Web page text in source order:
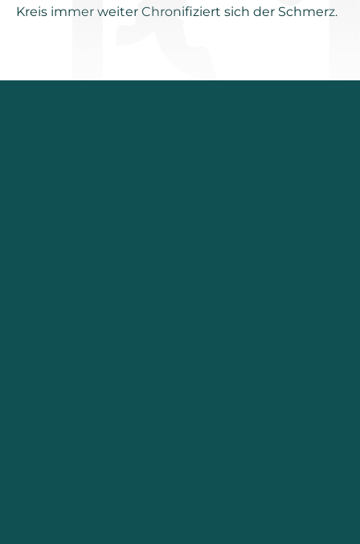
Kreis immer weiter Chronifiziert sich der Schmerz.